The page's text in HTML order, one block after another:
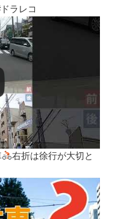
ラレコ
右折は徐行が大切と